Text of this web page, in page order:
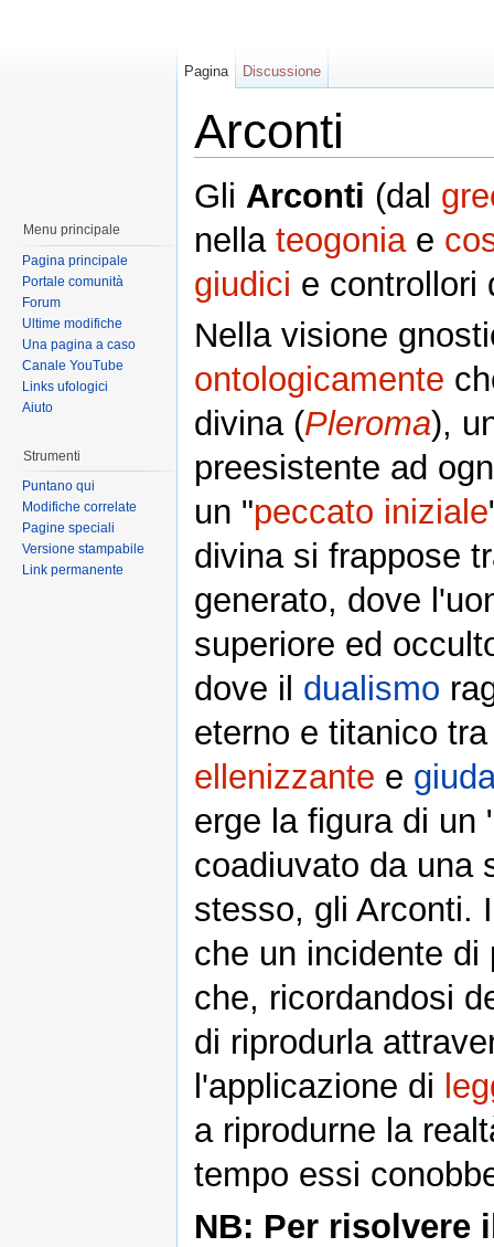
Arconti
Gli Arconti (dal
nella teogoniae
giudici e controllori
Nella visione
ontologicamente
divina (Pleroma),
preesistente ad
un "peccato iniziale
divina si frappose
generato, dove
superiore ed
dove il dualismo
eterno e titanico
ellenizzante e
erge la figura di
coadiuvato da una
stesso, gli Arconti.
che un incidente di
che, ricordandosi
di riprodurla
l'applicazione di
a riprodurne la
tempo essi
NB: Per risolvere
Pagina Discussione
Menu principale
Pagina principale
Portale comunità
Forum
Ultime modifiche
Una pagina a caso
Canale YouTube
Links ufologici
Aiuto
Strumenti
Puntano qui
Modifiche correlate
Pagine speciali
Versione stampabile
Link permanente